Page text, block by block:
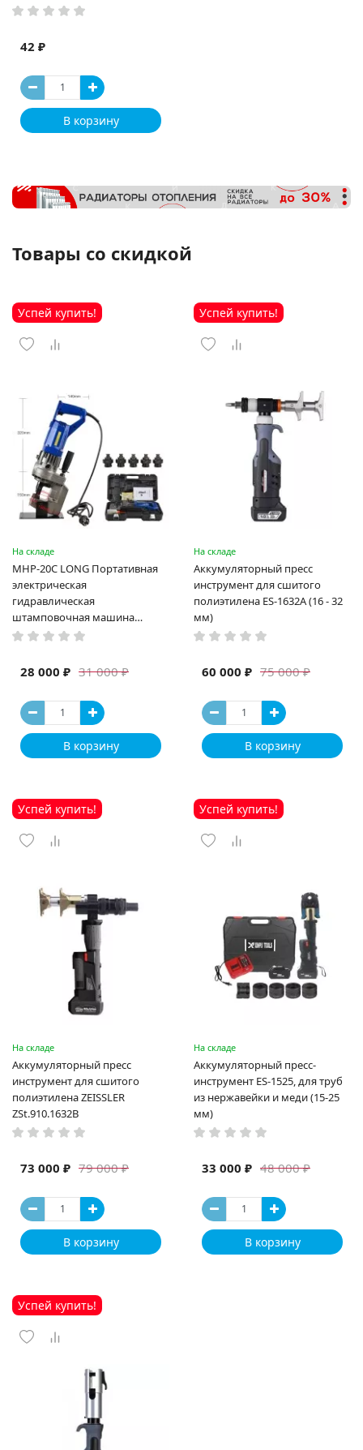
42 ₽
В корзину
Товары со скидкой
Успей купить!
На складе
MHP-20C LONG Портативная
электрическая
гидравлическая
штамповочная машина
высокая мощность и мощный
машина
31 000 ₽
28 000 ₽
В корзину
Успей купить!
На складе
Аккумуляторный пресс
инструмент для сшитого
полиэтилена ES-1632A (16 - 32
мм)
75 000 ₽
60 000 ₽
В корзину
Успей купить!
На складе
Аккумуляторный пресс
инструмент для сшитого
полиэтилена ZEISSLER
ZSt.910.1632B
79 000 ₽
73 000 ₽
В корзину
Успей купить!
На складе
Аккумуляторный пресс-
инструмент ES-1525, для труб
из нержавейки и меди (15-25
мм)
48 000 ₽
33 000 ₽
В корзину
Успей купить!